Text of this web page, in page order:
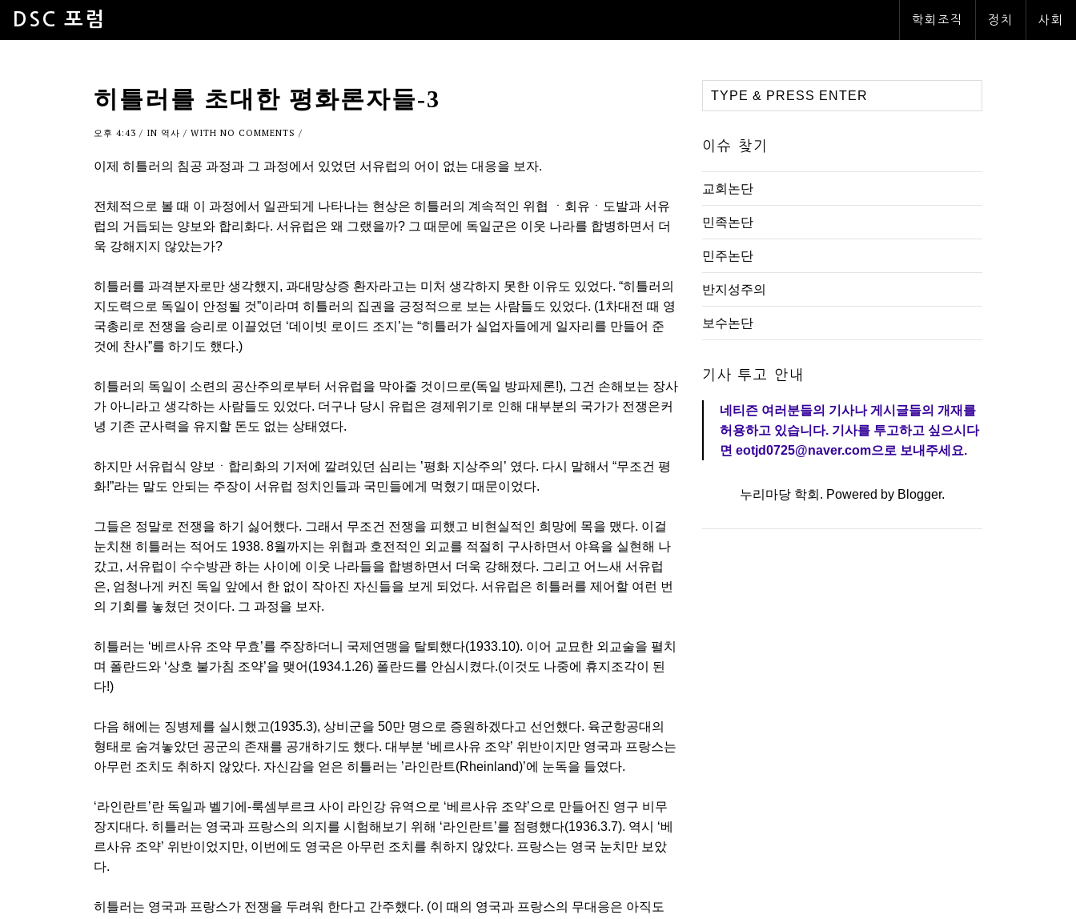
DSC 포럼 학회조직 정치 사회
히틀러를 초대한 평화론자들-3
오후 4:43 / IN 역사 / WITH NO COMMENTS /
이제 히틀러의 침공 과정과 그 과정에서 있었던 서유럽의 어이 없는 대응을 보자.
전체적으로 볼 때 이 과정에서 일관되게 나타나는 현상은 히틀러의 계속적인 위협 ㆍ회유ㆍ도발과 서유
럽의 거듭되는 양보와 합리화다. 서유럽은 왜 그랬을까? 그 때문에 독일군은 이웃 나라를 합병하면서 더
욱 강해지지 않았는가?
히틀러를 과격분자로만 생각했지, 과대망상증 환자라고는 미처 생각하지 못한 이유도 있었다. “히틀러의
지도력으로 독일이 안정될 것”이라며 히틀러의 집권을 긍정적으로 보는 사람들도 있었다. (1차대전 때 영
국총리로 전쟁을 승리로 이끌었던 ‘데이빗 로이드 조지’는 “히틀러가 실업자들에게 일자리를 만들어 준
것에 찬사”를 하기도 했다.)
히틀러의 독일이 소련의 공산주의로부터 서유럽을 막아줄 것이므로(독일 방파제론!), 그건 손해보는 장사
가 아니라고 생각하는 사람들도 있었다. 더구나 당시 유럽은 경제위기로 인해 대부분의 국가가 전쟁은커
녕 기존 군사력을 유지할 돈도 없는 상태였다.
하지만 서유럽식 양보ㆍ합리화의 기저에 깔려있던 심리는 ’평화 지상주의’ 였다. 다시 말해서 “무조건 평
화!”라는 말도 안되는 주장이 서유럽 정치인들과 국민들에게 먹혔기 때문이었다.
그들은 정말로 전쟁을 하기 싫어했다. 그래서 무조건 전쟁을 피했고 비현실적인 희망에 목을 맸다. 이걸
눈치챈 히틀러는 적어도 1938. 8월까지는 위협과 호전적인 외교를 적절히 구사하면서 야욕을 실현해 나
갔고, 서유럽이 수수방관 하는 사이에 이웃 나라들을 합병하면서 더욱 강해졌다. 그리고 어느새 서유럽
은, 엄청나게 커진 독일 앞에서 한 없이 작아진 자신들을 보게 되었다. 서유럽은 히틀러를 제어할 여런 번
의 기회를 놓쳤던 것이다. 그 과정을 보자.
히틀러는 ‘베르사유 조약 무효’를 주장하더니 국제연맹을 탈퇴했다(1933.10). 이어 교묘한 외교술을 펼치
며 폴란드와 ‘상호 불가침 조약’을 맺어(1934.1.26) 폴란드를 안심시켰다.(이것도 나중에 휴지조각이 된
다!)
다음 해에는 징병제를 실시했고(1935.3), 상비군을 50만 명으로 증원하겠다고 선언했다. 육군항공대의
형태로 숨겨놓았던 공군의 존재를 공개하기도 했다. 대부분 ‘베르사유 조약’ 위반이지만 영국과 프랑스는
아무런 조치도 취하지 않았다. 자신감을 얻은 히틀러는 ’라인란트(Rheinland)’에 눈독을 들였다.
‘라인란트’란 독일과 벨기에-룩셈부르크 사이 라인강 유역으로 ‘베르사유 조약’으로 만들어진 영구 비무
장지대다. 히틀러는 영국과 프랑스의 의지를 시험해보기 위해 ‘라인란트’를 점령했다(1936.3.7). 역시 ‘베
르사유 조약’ 위반이었지만, 이번에도 영국은 아무런 조치를 취하지 않았다. 프랑스는 영국 눈치만 보았
다.
히틀러는 영국과 프랑스가 전쟁을 두려워 한다고 간주했다. (이 때의 영국과 프랑스의 무대응은 아직도
이슈 찾기
교회논단
민족논단
민주논단
반지성주의
보수논단
기사 투고 안내
네티즌 여러분들의 기사나 게시글들의 개재를
허용하고 있습니다. 기사를 투고하고 싶으시다
면 eotjd0725@naver.com으로 보내주세요.
누리마당 학회. Powered by Blogger.